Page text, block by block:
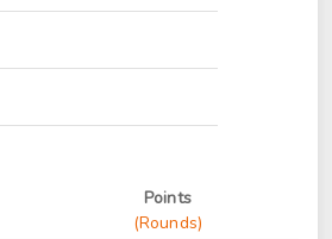
Points
(Rounds)